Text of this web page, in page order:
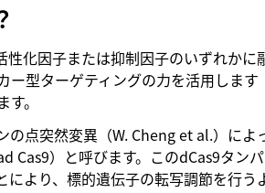
性化因子または抑制因子のいずれかに
型ターゲティングの力を活用します
。
点突然変異（W. Cheng et al.）によ
）と呼びます。このdCas9タンパ
より、標的遺伝子の転写調節を行う